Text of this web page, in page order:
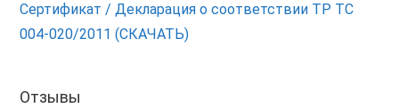
Сертификат / Декларация о соответствии ТР ТС
004-020/2011 (СКАЧАТЬ)
Отзывы